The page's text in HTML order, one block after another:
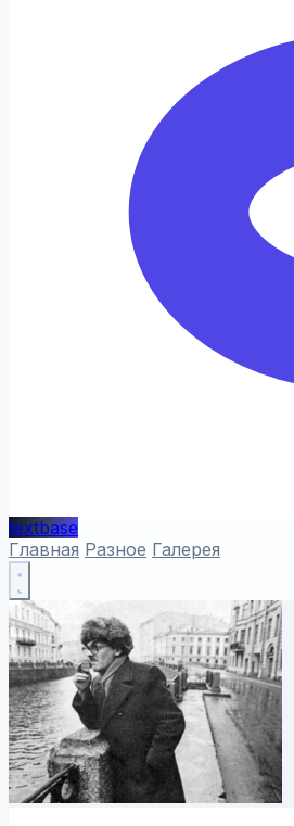
textbase
Главная Разное Галерея